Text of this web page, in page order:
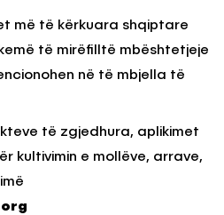
më të kërkuara shqiptare
të mirëfilltë mbështetjeje
në të mbjella të
të zgjedhura, aplikimet
kultivimin e mollëve, arrave,